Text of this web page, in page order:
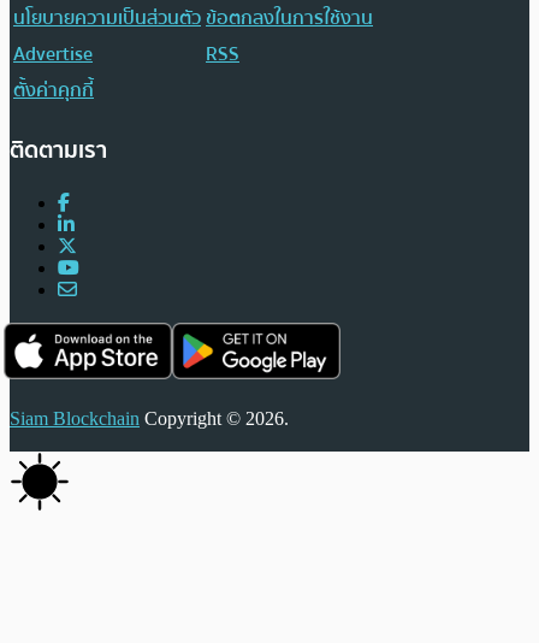
นโยบายความเป็นส่วนตัวข้อตกลงในการใช้งาน
Advertise
RSS
ตั้งค่าคุกกี้
ติดตามเรา
Siam Blockchain Copyright © 2026.